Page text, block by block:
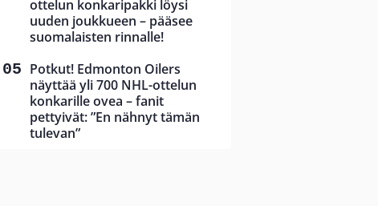
ottelun konkaripakki löysi
uuden joukkueen – pääsee
suomalaisten rinnalle!
Potkut! Edmonton Oilers
näyttää yli 700 NHL-ottelun
konkarille ovea – fanit
pettyivät: ”En nähnyt tämän
tulevan”